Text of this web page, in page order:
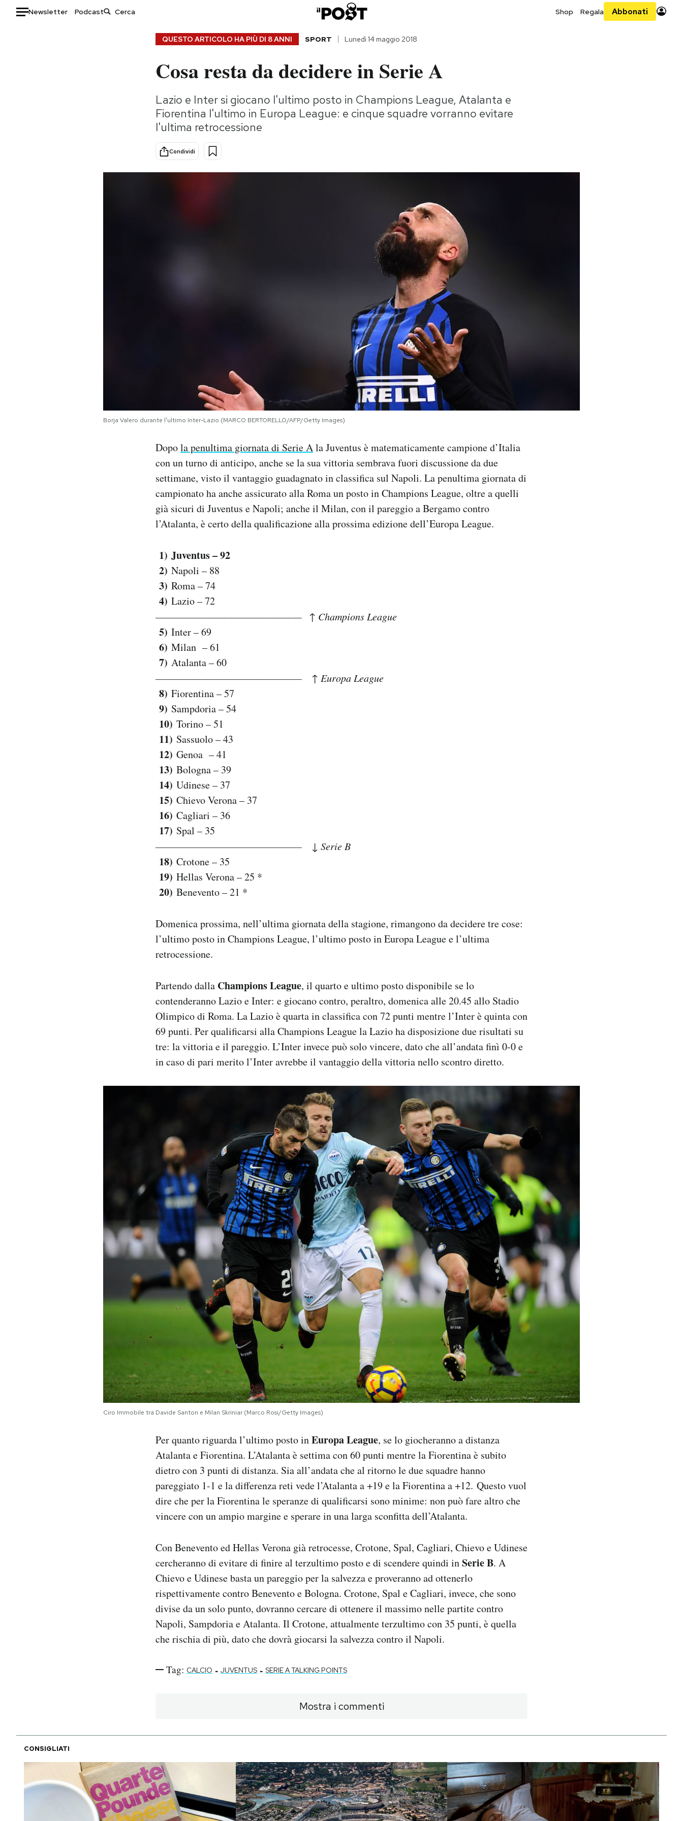
Newsletter Podcast Shop Regala Abbonati
Consumismi
Storie/Idee
Ok Boomer!
Europa
QUESTO ARTICOLO HA PIÙ DI 8 ANNI SPORT Lunedì 14 maggio 2018
Cosa resta da decidere in Serie A
Lazio e Inter si giocano l'ultimo posto in Champions League, Atalanta e
Fiorentina l'ultimo in Europa League: e cinque squadre vorranno evitare
l'ultima retrocessione
Condividi
Borja Valero durante l'ultimo Inter-Lazio (MARCO BERTORELLO/AFP/Getty Images)
Dopola penultima giornata di Serie Ala Juventus è matematicamente campione d’Italia
con un turno di anticipo, anche se la sua vittoria sembrava fuori discussione da due
settimane, visto il vantaggio guadagnato in classifica sul Napoli. La penultima giornata di
campionato ha anche assicurato alla Roma un posto in Champions League, oltre a quelli
già sicuri di Juventus e Napoli; anche il Milan, con il pareggio a Bergamo contro
l’Atalanta, è certo della qualificazione alla prossima edizione dell’Europa League.
1) Juventus – 92
2) Napoli – 88
3) Roma – 74
4) Lazio – 72
———————————————— ↑ Champions League
5) Inter – 69
6) Milan – 61
7) Atalanta – 60
———————————————— ↑ Europa League
8) Fiorentina – 57
9) Sampdoria – 54
10) Torino – 51
11) Sassuolo – 43
12) Genoa – 41
13) Bologna – 39
14) Udinese – 37
15) Chievo Verona – 37
16) Cagliari – 36
17) Spal – 35
———————————————— ↓ Serie B
18) Crotone – 35
19) Hellas Verona – 25 *
20) Benevento – 21 *
Domenica prossima, nell’ultima giornata della stagione, rimangono da decidere tre cose:
l’ultimo posto in Champions League, l’ultimo posto in Europa League e l’ultima
retrocessione.
Partendo dalla Champions League, il quarto e ultimo posto disponibile se lo
contenderanno Lazio e Inter: e giocano contro, peraltro, domenica alle 20.45 allo Stadio
Olimpico di Roma. La Lazio è quarta in classifica con 72 punti mentre l’Inter è quinta con
69 punti. Per qualificarsi alla Champions League la Lazio ha disposizione due risultati su
tre: la vittoria e il pareggio. L’Inter invece può solo vincere, dato che all’andata finì 0-0 e
in caso di pari merito l’Inter avrebbe il vantaggio della vittoria nello scontro diretto.
Ciro Immobile tra Davide Santon e Milan Skriniar (Marco Rosi/Getty Images)
Per quanto riguarda l’ultimo posto inEuropa League, se lo giocheranno a distanza
Atalanta e Fiorentina. L’Atalanta è settima con 60 punti mentre la Fiorentina è subito
dietro con 3 punti di distanza. Sia all’andata che al ritorno le due squadre hanno
pareggiato 1-1 e la differenza reti vede l’Atalanta a +19 e la Fiorentina a +12. Questo vuol
dire che per la Fiorentina le speranze di qualificarsi sono minime: non può fare altro che
vincere con un ampio margine e sperare in una larga sconfitta dell’Atalanta.
Con Benevento ed Hellas Verona già retrocesse, Crotone, Spal, Cagliari, Chievo e Udinese
cercheranno di evitare di finire al terzultimo posto e di scendere quindi inSerie B. A
Chievo e Udinese basta un pareggio per la salvezza e proveranno ad ottenerlo
rispettivamente contro Benevento e Bologna. Crotone, Spal e Cagliari, invece, che sono
divise da un solo punto, dovranno cercare di ottenere il massimo nelle partite contro
Napoli, Sampdoria e Atalanta. Il Crotone, attualmente terzultimo con 35 punti, è quella
che rischia di più, dato che dovrà giocarsi la salvezza contro il Napoli.
Tag: CALCIO - JUVENTUS - SERIE A TALKING POINTS
Mostra i commenti
CONSIGLIATI